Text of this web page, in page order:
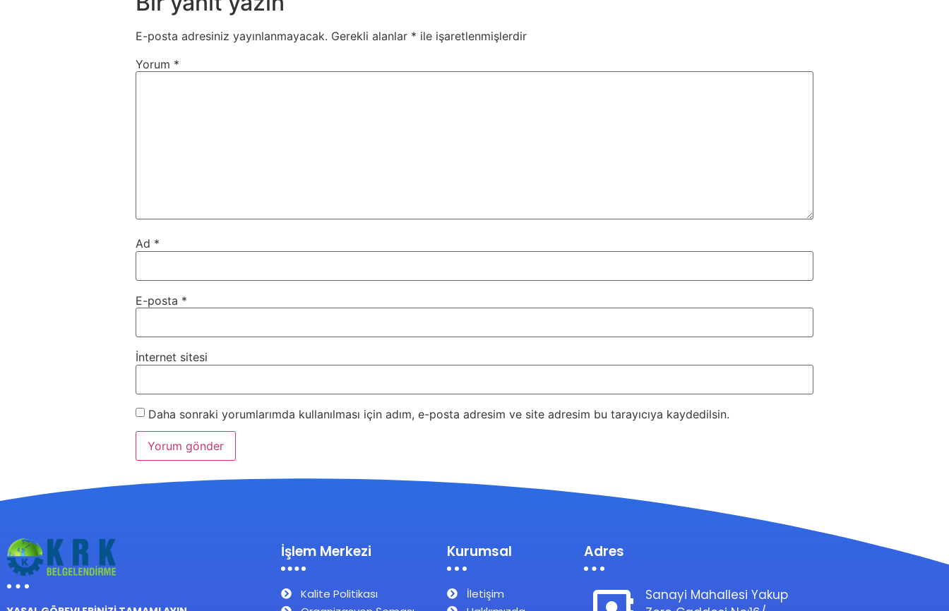
E-posta adresiniz yayınlanmayacak. Gerekli alanlar * ile işaretlenmişlerdir
Yorum *
Ad *
E-posta *
İnternet sitesi
Daha sonraki yorumlarımda kullanılması için adım, e-posta adresim ve site adresim bu tarayıcıya kaydedilsin.
İşlem Merkezi
Kalite Politikası
Kurumsal
İletişim
Adres
Sanayi Mahallesi Yakup